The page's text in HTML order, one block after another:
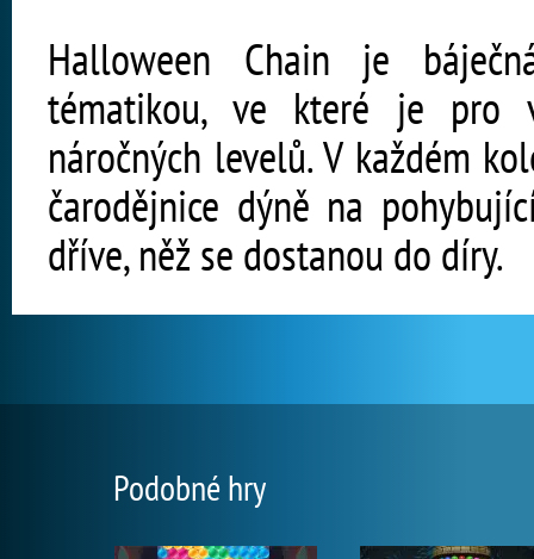
Halloween Chain je
tématikou, ve které je pro
náročných levelů. V každém
čarodějnice dýně na
dříve, něž se dostanou do díry.
Podobné hry